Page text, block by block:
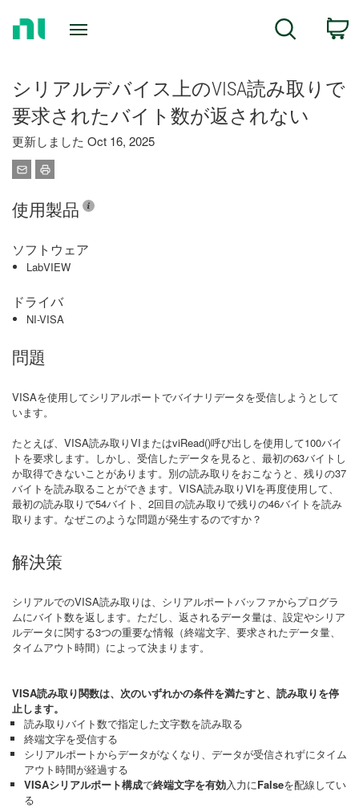
Search
シリアルデバイス上のVISA読み取りで
要求されたバイト数が返されない
更新しました Oct 16, 2025
使用製品
ソフトウェア
LabVIEW
ドライバ
NI-VISA
問題
VISAを使用してシリアルポートでバイナリデータを受信しようとして
います。
たとえば、VISA読み取りVIまたはviRead()呼び出しを使用して100バイ
トを要求します。しかし、受信したデータを見ると、最初の63バイトし
か取得できないことがあります。別の読み取りをおこなうと、残りの37
バイトを読み取ることができます。VISA読み取りVIを再度使用して、
最初の読み取りで54バイト、2回目の読み取りで残りの46バイトを読み
取ります。なぜこのような問題が発生するのですか？
解決策
シリアルでのVISA読み取りは、シリアルポートバッファからプログラ
ムにバイト数を返します。ただし、返されるデータ量は、設定やシリア
ルデータに関する3つの重要な情報（終端文字、要求されたデータ量、
タイムアウト時間）によって決まります。
VISA読み取り関数は、次のいずれかの条件を満たすと、読み取りを停
止します。
読み取りバイト数で指定した文字数を読み取る
終端文字を受信する
シリアルポートからデータがなくなり、データが受信されずにタイム
アウト時間が経過する
VISAシリアルポート構成で終端文字を有効入力にFalseを配線してい
る